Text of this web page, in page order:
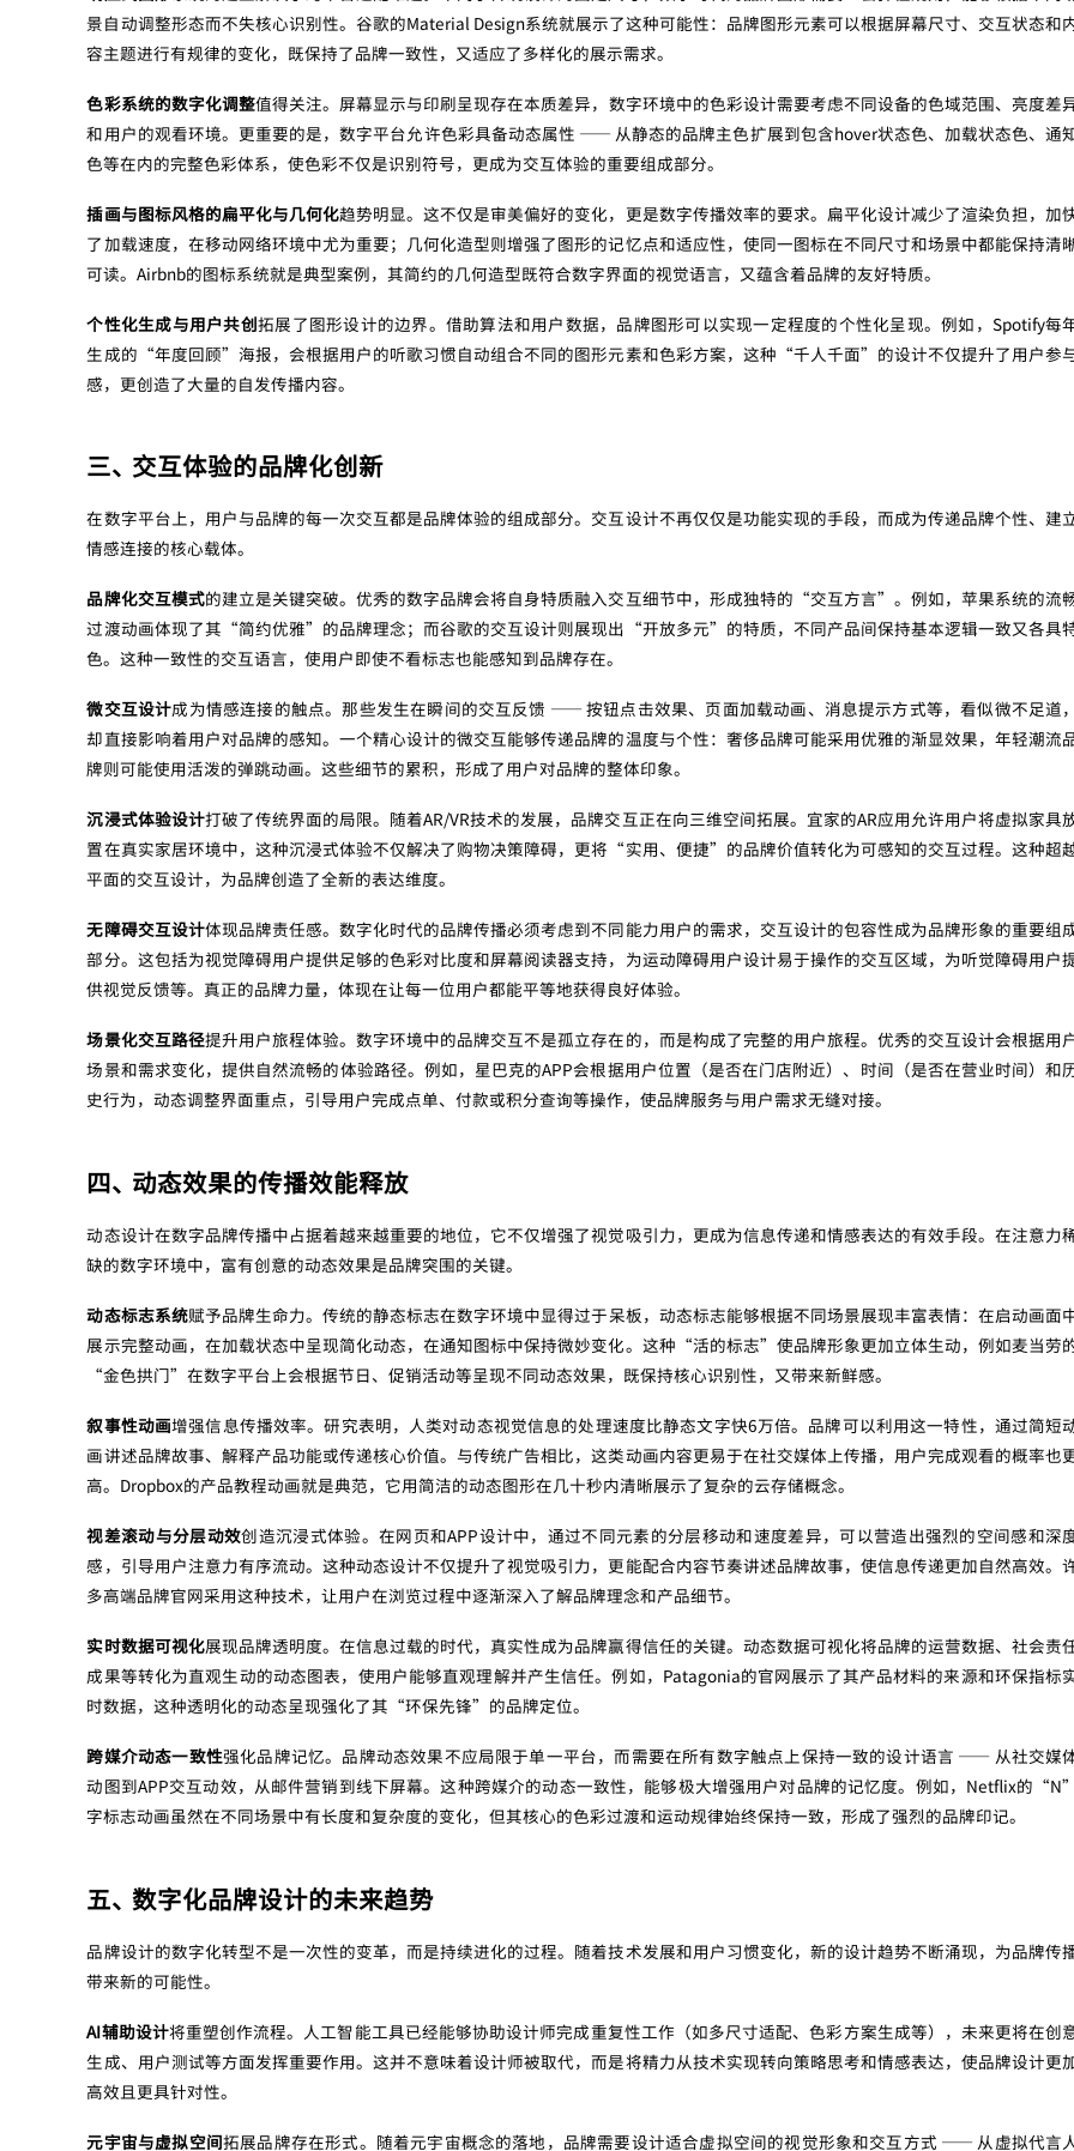
景自动调整形态而不失核心识别性。谷歌的Material Design系统就展示了这种可能性：品牌图形元素可以根据屏幕尺寸、交互状态和
容主题进行有规律的变化，既保持了品牌一致性，又适应了多样化的展示需求。
色彩系统的数字化调整值得关注。屏幕显示与印刷呈现存在本质差异，数字环境中的色彩设计需要考虑不同设备的色域范围、亮度差
和用户的观看环境。更重要的是，数字平台允许色彩具备动态属性 —— 从静态的品牌主色扩展到包含hover状态色、加载状态色、通
色等在内的完整色彩体系，使色彩不仅是识别符号，更成为交互体验的重要组成部分。
插画与图标风格的扁平化与几何化趋势明显。这不仅是审美偏好的变化，更是数字传播效率的要求。扁平化设计减少了渲染负担，加
了加载速度，在移动网络环境中尤为重要；几何化造型则增强了图形的记忆点和适应性，使同一图标在不同尺寸和场景中都能保持清
可读。Airbnb的图标系统就是典型案例，其简约的几何造型既符合数字界面的视觉语言，又蕴含着品牌的友好特质。
个性化生成与用户共创 拓展了图形设计的边界。借助算法和用户数据，品牌图形可以实现一定程度的个性化呈现。例如，Spotify每
生成的“年度回顾”海报，会根据用户的听歌习惯自动组合不同的图形元素和色彩方案，这种“千人千面”的设计不仅提升了用户参
感，更创造了大量的自发传播内容。
三、 交互体验的品牌化创新
在数字平台上，用户与品牌的每一次交互都是品牌体验的组成部分。交互设计不再仅仅是功能实现的手段，而成为传递品牌个性、建
情感连接的核心载体。
品牌化交互模式的建立是关键突破。优秀的数字品牌会将自身特质融入交互细节中，形成独特的“交互方言”。例如，苹果系统的流
过渡动画体现了其“简约优雅”的品牌理念；而谷歌的交互设计则展现出“开放多元”的特质，不同产品间保持基本逻辑一致又各具
色。这种一致性的交互语言，使用户即使不看标志也能感知到品牌存在。
微交互设计成为情感连接的触点。那些发生在瞬间的交互反馈 —— 按钮点击效果、页面加载动画、消息提示方式等，看似微不足道，
却直接影响着用户对品牌的感知。一个精心设计的微交互能够传递品牌的温度与个性：奢侈品牌可能采用优雅的渐显效果，年轻潮流
牌则可能使用活泼的弹跳动画。这些细节的累积，形成了用户对品牌的整体印象。
沉浸式体验设计打破了传统界面的局限。随着AR/VR技术的发展，品牌交互正在向三维空间拓展。宜家的AR应用允许用户将虚拟家具
置在真实家居环境中，这种沉浸式体验不仅解决了购物决策障碍，更将“实用、便捷”的品牌价值转化为可感知的交互过程。这种超
平面的交互设计，为品牌创造了全新的表达维度。
无障碍交互设计体现品牌责任感。数字化时代的品牌传播必须考虑到不同能力用户的需求，交互设计的包容性成为品牌形象的重要组
部分。这包括为视觉障碍用户提供足够的色彩对比度和屏幕阅读器支持，为运动障碍用户设计易于操作的交互区域，为听觉障碍用户
供视觉反馈等。真正的品牌力量，体现在让每一位用户都能平等地获得良好体验。
场景化交互路径提升用户旅程体验。数字环境中的品牌交互不是孤立存在的，而是构成了完整的用户旅程。优秀的交互设计会根据用
场景和需求变化，提供自然流畅的体验路径。例如，星巴克的APP会根据用户位置（是否在门店附近）、时间（是否在营业时间）和
史行为，动态调整界面重点，引导用户完成点单、付款或积分查询等操作，使品牌服务与用户需求无缝对接。
四、 动态效果的传播效能释放
动态设计在数字品牌传播中占据着越来越重要的地位，它不仅增强了视觉吸引力，更成为信息传递和情感表达的有效手段。在注意力
缺的数字环境中，富有创意的动态效果是品牌突围的关键。
动态标志系统赋予品牌生命力。传统的静态标志在数字环境中显得过于呆板，动态标志能够根据不同场景展现丰富表情：在启动画面
展示完整动画，在加载状态中呈现简化动态，在通知图标中保持微妙变化。这种“活的标志”使品牌形象更加立体生动，例如麦当劳
“金色拱门”在数字平台上会根据节日、促销活动等呈现不同动态效果，既保持核心识别性，又带来新鲜感。
叙事性动画增强信息传播效率。研究表明，人类对动态视觉信息的处理速度比静态文字快6万倍。品牌可以利用这一特性，通过简短
画讲述品牌故事、解释产品功能或传递核心价值。与传统广告相比，这类动画内容更易于在社交媒体上传播，用户完成观看的概率也
高。Dropbox的产品教程动画就是典范，它用简洁的动态图形在几十秒内清晰展示了复杂的云存储概念。
视差滚动与分层动效创造沉浸式体验。在网页和APP设计中，通过不同元素的分层移动和速度差异，可以营造出强烈的空间感和深
感，引导用户注意力有序流动。这种动态设计不仅提升了视觉吸引力，更能配合内容节奏讲述品牌故事，使信息传递更加自然高效。
多高端品牌官网采用这种技术，让用户在浏览过程中逐渐深入了解品牌理念和产品细节。
实时数据可视化展现品牌透明度。在信息过载的时代，真实性成为品牌赢得信任的关键。动态数据可视化将品牌的运营数据、社会责
成果等转化为直观生动的动态图表，使用户能够直观理解并产生信任。例如，Patagonia的官网展示了其产品材料的来源和环保指标
时数据，这种透明化的动态呈现强化了其“环保先锋”的品牌定位。
跨媒介动态一致性强化品牌记忆。品牌动态效果不应局限于单一平台，而需要在所有数字触点上保持一致的设计语言 —— 从社交媒
动图到APP交互动效，从邮件营销到线下屏幕。这种跨媒介的动态一致性，能够极大增强用户对品牌的记忆度。例如，Netflix的“N”
字标志动画虽然在不同场景中有长度和复杂度的变化，但其核心的色彩过渡和运动规律始终保持一致，形成了强烈的品牌印记。
五、 数字化品牌设计的未来趋势
品牌设计的数字化转型不是一次性的变革，而是持续进化的过程。随着技术发展和用户习惯变化，新的设计趋势不断涌现，为品牌传
带来新的可能性。
AI辅助设计将重塑创作流程。人工智能工具已经能够协助设计师完成重复性工作（如多尺寸适配、色彩方案生成等），未来更将在创
生成、用户测试等方面发挥重要作用。这并不意味着设计师被取代，而是将精力从技术实现转向策略思考和情感表达，使品牌设计更
高效且更具针对性。
元宇宙与虚拟空间拓展品牌存在形式。随着元宇宙概念的落地，品牌需要设计适合虚拟空间的视觉形象和交互方式 —— 从虚拟代言人